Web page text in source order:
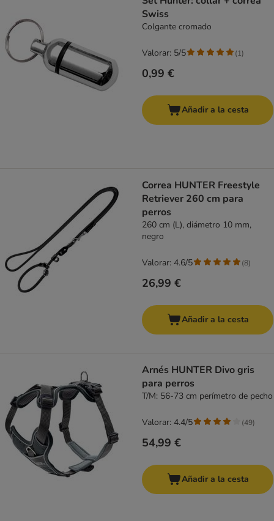
Swiss
Colgante cromado
0,99 €
Valorar: 5/5 (1)
Añadir a la cesta
Correa HUNTER Freestyle
Retriever 260 cm para
perros
260 cm (L), diámetro 10 mm,
negro
26,99 €
Valorar: 4.6/5 (8)
Añadir a la cesta
Arnés HUNTER Divo gris
para perros
T/M: 56-73 cm perímetro de pecho
54,99 €
Valorar: 4.4/5 (49)
Añadir a la cesta